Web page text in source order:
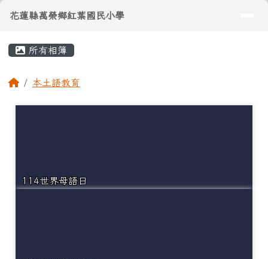
花蓮縣萬榮鄉紅葉國民小學
導覽列
花蓮縣萬榮鄉紅葉國民小學
所有相簿
回首頁本土語教育
114世界母語日